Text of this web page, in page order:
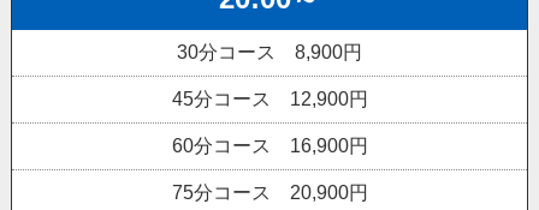
30分コース 8,900円
45分コース 12,900円
60分コース 16,900円
75分コース 20,900円